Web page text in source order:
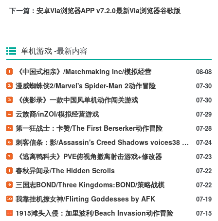
下一篇： 安卓Via浏览器APP v7.2.0最新Via浏览器谷歌版
单机游戏-最新内容
08-08
《中国式相亲》/Matchmaking Inc/模拟经营
07-30
漫威蜘蛛侠2/Marvel's Spider-Man 2动作冒险
07-30
《侠影录》一款中国风单机动作闯关游戏
07-29
云族裔/inZOI/模拟经营游戏
07-28
第一狂战士：卡赞/The First Berserker动作冒险
07-24
刺客信条：影/Assassin's Creed Shadows voices38 新游发布
07-23
《逃离鸭科夫》PVE俯视角撤离射击游戏+修改器
07-22
春秋异闻录/The Hidden Scrolls
07-22
三国志BOND/Three Kingdoms:BOND/策略战棋
07-19
我靠挂机撩女神/Flirting Goddesses by AFK
07-15
1915滩头入侵：加里波利/Beach Invasion动作冒险